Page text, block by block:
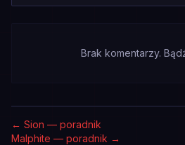
Brak komentarzy.
← Sion — poradnik
Malphite — poradnik →